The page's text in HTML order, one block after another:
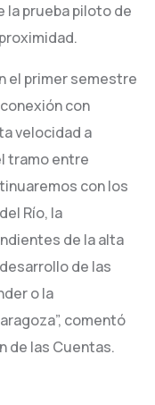
la prueba piloto de
el primer semestre
con
velocidad a
tramo entre
con los
Río, la
de la alta
de las
o la
comentó
de las Cuentas.